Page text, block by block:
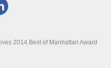
2014 Best of Manhattan Award